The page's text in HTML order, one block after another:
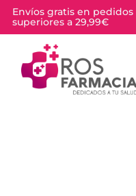
Envíos gratis en pedidos
superiores a 29,99€